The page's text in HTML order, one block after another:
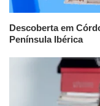
Descoberta em
Península Ibérica